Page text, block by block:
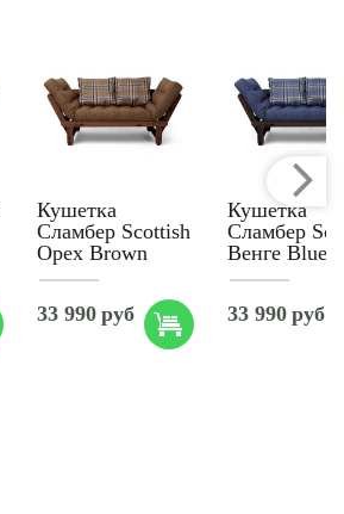
Кушетка
Сламбер Scottish
Орех Brown
33 990 руб
Кушетка
Сламбер
Венге Blue
33 990 руб